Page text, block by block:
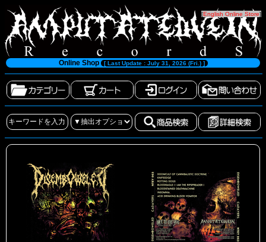
[English Online Store]
Online Shop [ Last Update : July 31, 2026 (Fri.) ]